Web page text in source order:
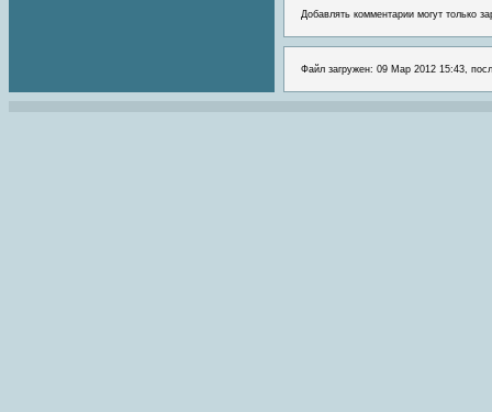
Добавлять комментарии могут только
Файл загружен: 09 Мар 2012 15:43,